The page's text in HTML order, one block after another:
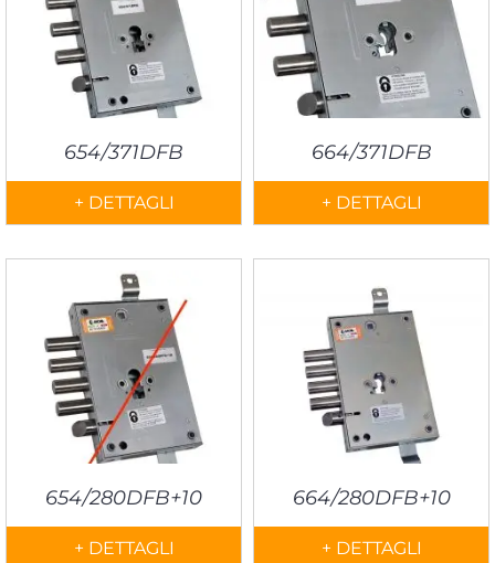
654/371DFB
+ DETTAGLI
664/371DFB
+ DETTAGLI
654/280DFB+10
+ DETTAGLI
664/280DFB+10
+ DETTAGLI